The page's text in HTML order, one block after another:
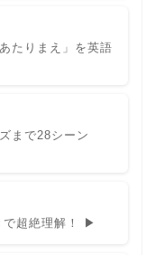
たりまえ」を英語
まで28シーン
で超絶理解！ ▶